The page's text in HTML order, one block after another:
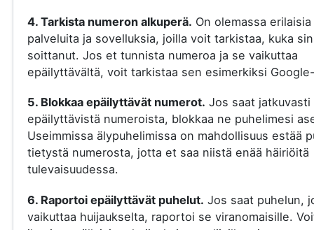
4. Tarkista numeron alkuperä. On olemassa erilaisia
palveluita ja sovelluksia, joilla voit tarkistaa, kuka
soittanut. Jos et tunnista numeroa ja se vaikuttaa
epäilyttävältä, voit tarkistaa sen esimerkiksi
5. Blokkaa epäilyttävät numerot. Jos saat jatkuvasti
epäilyttävistä numeroista, blokkaa ne puhelimesi
Useimmissa älypuhelimissa on mahdollisuus estää
tietystä numerosta, jotta et saa niistä enää häiriöitä
tulevaisuudessa.
6. Raportoi epäilyttävät puhelut. Jos saat puhelun,
vaikuttaa huijaukselta, raportoi se viranomaisille.